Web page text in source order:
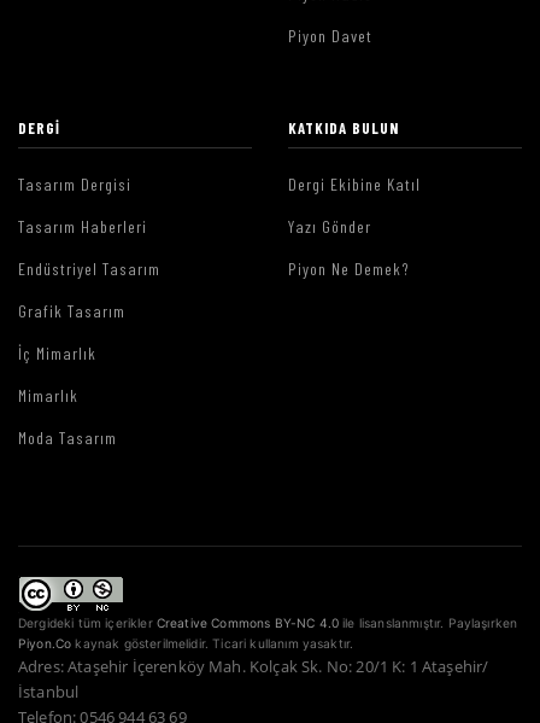
Piyon Davet
DERGI
Tasarım Dergisi
Tasarım Haberleri
Endüstriyel Tasarım
Grafik Tasarım
İç Mimarlık
Mimarlık
Moda Tasarım
KATKIDA BULUN
Dergi Ekibine Katıl
Yazı Gönder
Piyon Ne Demek?
Dergideki tüm içerikler Creative Commons BY-NC 4.0 ile lisanslanmıştır. Paylaşırken
Piyon.Co kaynak gösterilmelidir. Ticari kullanım yasaktır.
Adres: Ataşehir İçerenköy Mah. Kolçak Sk. No: 20/1 K: 1 Ataşehir/
İstanbul
Telefon: 0546 944 63 69